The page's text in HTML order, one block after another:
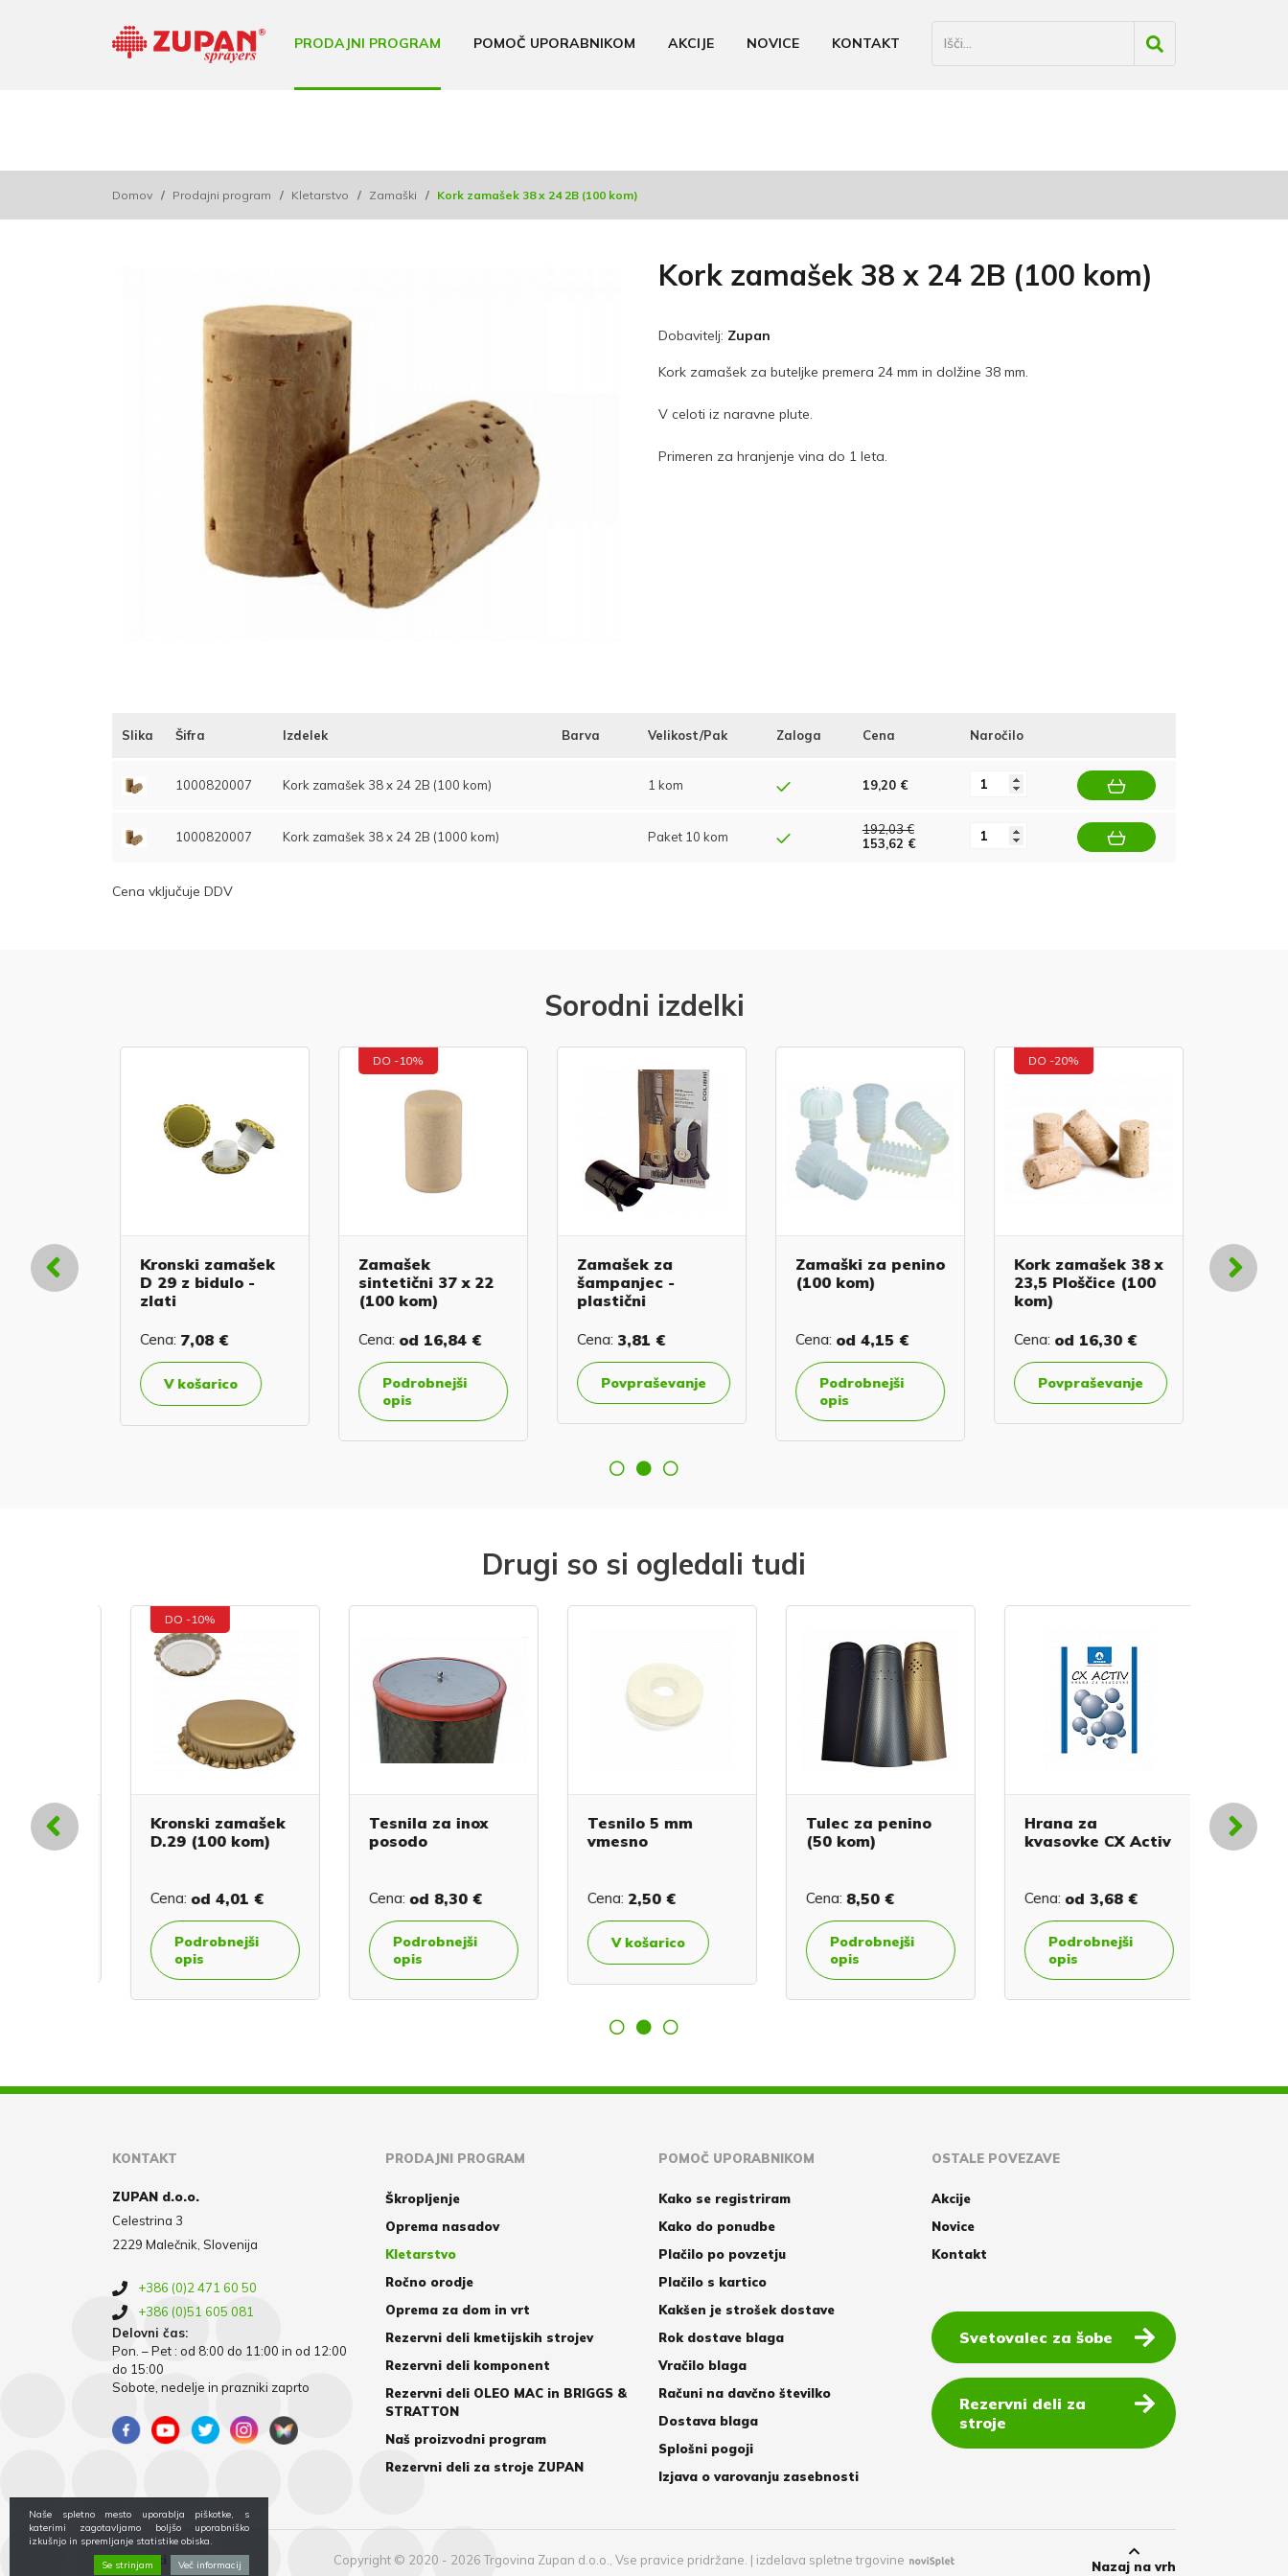
PRODAJNI PROGRAM POMOČ UPORABNIKOM AKCIJE NOVICE KONTAKT
Domov / Prodajni program / Kletarstvo / Zamaški / Kork zamašek 38 x 24 2B (100 kom)
Kork zamašek 38 x 24 2B (100 kom)
Dobavitelj: Zupan
Kork zamašek za buteljke premera 24 mm in dolžine 38 mm.
V celoti iz naravne plute.
Primeren za hranjenje vina do 1 leta.
Slika Šifra Izdelek Barva Velikost/Pak Zaloga Cena Naročilo
1000820007 Kork zamašek 38 x 24 2B (100 kom) 1 kom 19,20 €
1000820007 Kork zamašek 38 x 24 2B (1000 kom) Paket 10 kom
192,03 €
153,62 €
Cena vključuje DDV
Sorodni izdelki
Kronski zamašek
D 29 z bidulo -
zlati
Cena: 7,08 €
V košarico
DO -10%
Zamašek
sintetični 37 x 22
(100 kom)
Cena: od16,84 €
Podrobnejši
opis
Zamašek za
šampanjec -
plastični
Cena: 3,81 €
Povpraševanje
Zamaški za penino
(100 kom)
Cena: od4,15 €
Podrobnejši
opis
DO -20%
Kork zamašek 38 x
23,5 Ploščice (100
kom)
Cena: od16,30 €
Povpraševanje
Kork
23
Drugi so si ogledali tudi
DO -10%
Kronski zamašek
D.29 (100 kom)
Cena: od4,01 €
Podrobnejši
opis
Tesnila za inox
posodo
Cena: od8,30 €
Podrobnejši
opis
Tesnilo 5 mm
vmesno
Cena: 2,50 €
V košarico
Tulec za penino
(50 kom)
Cena: 8,50 €
Podrobnejši
opis
Hrana za
kvasovke CX Activ
Cena: od3,68 €
Podrobnejši
opis
Ščetka
KONTAKT
ZUPAN d.o.o.
Celestrina 3
2229 Malečnik, Slovenija
+386 (0)2 471 60 50
+386 (0)51 605 081
Delovni čas:
Pon. – Pet : od 8:00 do 11:00 in od 12:00
do 15:00
Sobote, nedelje in prazniki zaprto
PRODAJNI PROGRAM
Škropljenje
Oprema nasadov
Kletarstvo
Ročno orodje
Oprema za dom in vrt
Rezervni deli kmetijskih strojev
Rezervni deli komponent
Rezervni deli OLEO MAC in BRIGGS &
STRATTON
Naš proizvodni program
Rezervni deli za stroje ZUPAN
POMOČ UPORABNIKOM
Kako se registriram
Kako do ponudbe
Plačilo po povzetju
Plačilo s kartico
Kakšen je strošek dostave
Rok dostave blaga
Vračilo blaga
Računi na davčno številko
Dostava blaga
Splošni pogoji
Izjava o varovanju zasebnosti
OSTALE POVEZAVE
Akcije
Novice
Kontakt
Svetovalec za šobe
Rezervni deli za
stroje
Piškotki Copyright © 2020 - 2026 Trgovina Zupan d.o.o., Vse pravice pridržane. | izdelava spletne trgovine Nazaj na vrh
Naše spletno mesto uporablja piškotke, s
katerimi zagotavljamo boljšo uporabniško
izkušnjo in spremljanje statistike obiska.
Se strinjam
Več informacij